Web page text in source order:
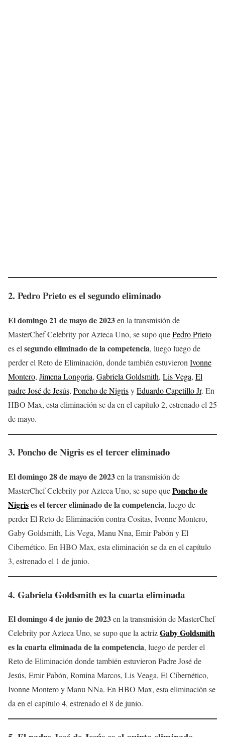
2. Pedro Prieto es el segundo eliminado
El domingo 21 de mayo de 2023en la transmisión de
MasterChef Celebrity por Azteca Uno, se supo quePedro Prieto
es el segundo eliminado de la competencia, luego luego de
perder el Reto de Eliminación, donde también estuvieron Ivonne
Montero, Jimena Longoria, Gabriela Goldsmith, Lis Vega, El
padre José de Jesús, Poncho de NigrisyEduardo Capetillo Jr. En
HBO Max, esta eliminación se da en el capítulo 2, estrenado el 25
de mayo.
3. Poncho de Nigris es el tercer eliminado
El domingo 28 de mayo de 2023en la transmisión de
MasterChef Celebrity por Azteca Uno, se supo quePoncho de
Nigrises el tercer eliminado de la competencia, luego de
perder El Reto de Eliminación contra Cositas, Ivonne Montero,
Gaby Goldsmith, Lis Vega, Manu Nna, Emir Pabón y El
Cibernético. En HBO Max, esta eliminación se da en el capítulo
3, estrenado el 1 de junio.
4. Gabriela Goldsmithes la cuarta eliminada
El domingo 4 de junio de 2023en la transmisión de MasterChef
Celebrity por Azteca Uno, se supo que la actrizGaby Goldsmith
es la cuarta eliminada de la competencia, luego de perder el
Reto de Eliminación donde también estuvieron Padre José de
Jesús, Emir Pabón, Romina Marcos, Lis Veaga, El Cibernético,
Ivonne Montero y Manu NNa. En HBO Max, esta eliminación se
da en el capítulo 4, estrenado el 8 de junio.